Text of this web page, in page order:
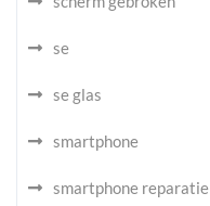
se
se glas
smartphone
smartphone reparatie